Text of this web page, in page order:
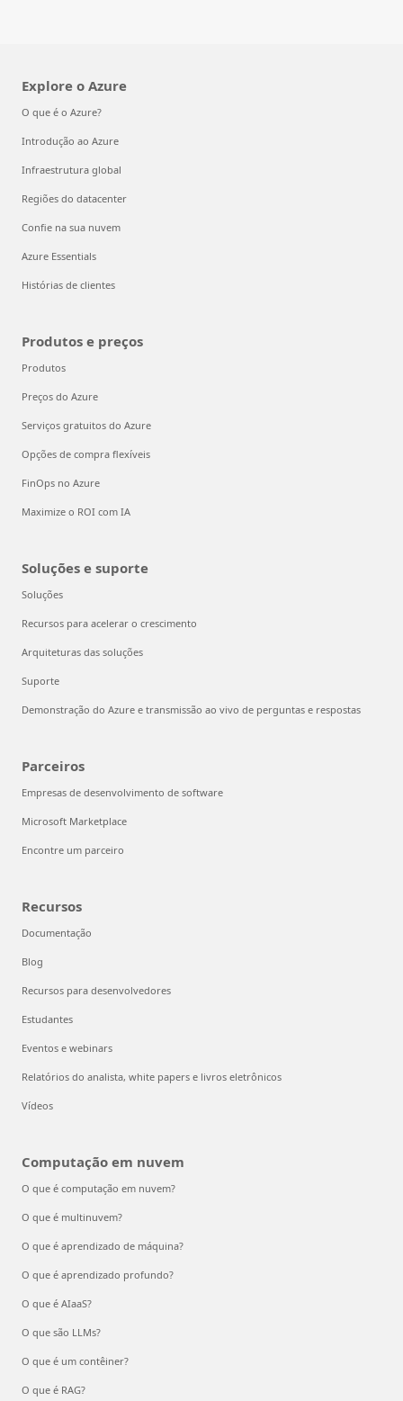
Explore o Azure
O que é o Azure?
Introdução ao Azure
Infraestrutura global
Regiões do datacenter
Confie na sua nuvem
Azure Essentials
Histórias de clientes
Produtos e preços
Produtos
Preços do Azure
Serviços gratuitos do Azure
Opções de compra flexíveis
FinOps no Azure
Maximize o ROI com IA
Soluções e suporte
Soluções
Recursos para acelerar o crescimento
Arquiteturas das soluções
Suporte
Demonstração do Azure e transmissão ao vivo de perguntas e respostas
Parceiros
Empresas de desenvolvimento de software
Microsoft Marketplace
Encontre um parceiro
Recursos
Documentação
Blog
Recursos para desenvolvedores
Estudantes
Eventos e webinars
Relatórios do analista, white papers e livros eletrônicos
Vídeos
Computação em nuvem
O que é computação em nuvem?
O que é multinuvem?
O que é aprendizado de máquina?
O que é aprendizado profundo?
O que é AIaaS?
O que são LLMs?
O que é um contêiner?
O que é RAG?